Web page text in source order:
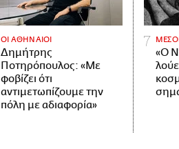
ΟΙ ΑΘΗΝΑΙΟΙ
Δημήτρης
Ποτηρόπουλος: «Με
φοβίζει ότι
αντιμετωπίζουμε την
πόλη με αδιαφορία»
«Ο